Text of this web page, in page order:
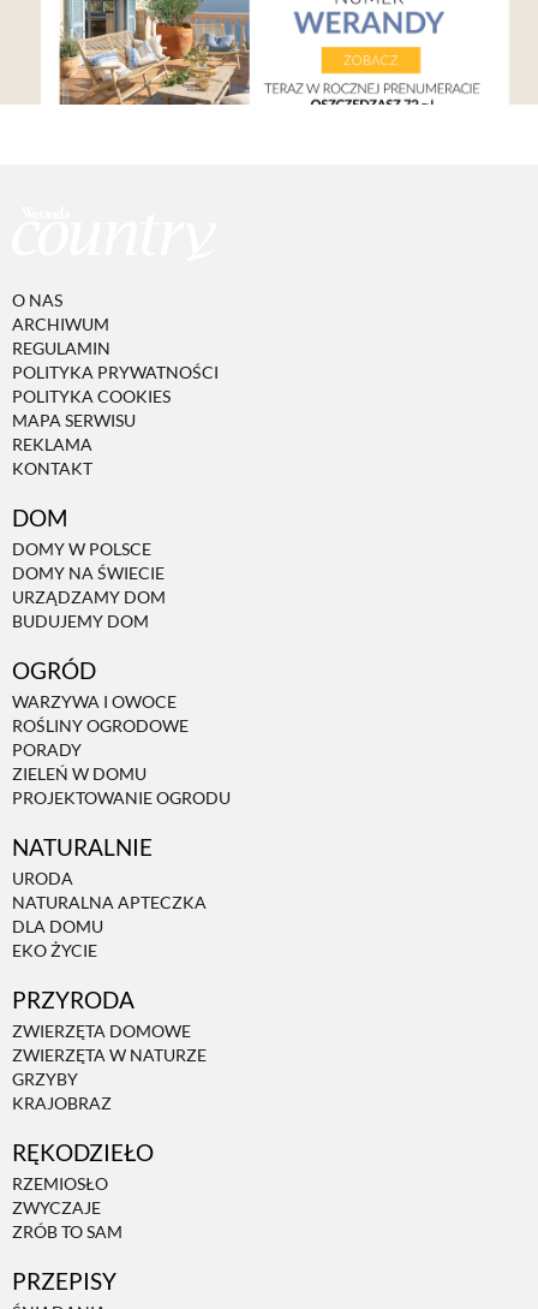
O NAS
ARCHIWUM
REGULAMIN
POLITYKA PRYWATNOŚCI
POLITYKA COOKIES
MAPA SERWISU
REKLAMA
KONTAKT
DOM
DOMY W POLSCE
DOMY NA ŚWIECIE
URZĄDZAMY DOM
BUDUJEMY DOM
OGRÓD
WARZYWA I OWOCE
ROŚLINY OGRODOWE
PORADY
ZIELEŃ W DOMU
PROJEKTOWANIE OGRODU
NATURALNIE
URODA
NATURALNA APTECZKA
DLA DOMU
EKO ŻYCIE
PRZYRODA
ZWIERZĘTA DOMOWE
ZWIERZĘTA W NATURZE
GRZYBY
KRAJOBRAZ
RĘKODZIEŁO
RZEMIOSŁO
ZWYCZAJE
ZRÓB TO SAM
PRZEPISY
RZEMIOSŁO
PRZETWORY